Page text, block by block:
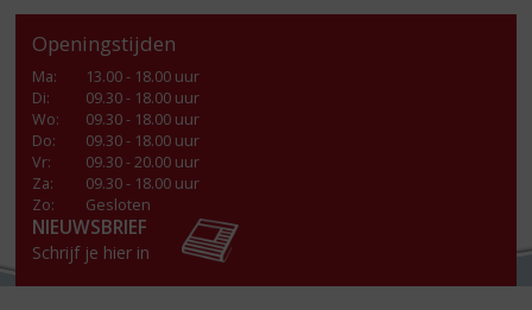
Openingstijden
Ma:
13.00 - 18.00 uur
Di:
09.30 - 18.00 uur
Wo:
09.30 - 18.00 uur
Do:
09.30 - 18.00 uur
Vr:
09.30 - 20.00 uur
Za:
09.30 - 18.00 uur
Zo:
Gesloten
NIEUWSBRIEF
Schrijf je hier in